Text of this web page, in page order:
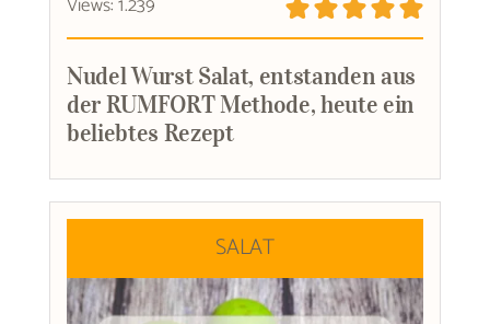
Nudel Wurst Salat, entstanden aus
der RUMFORT Methode, heute ein
beliebtes Rezept
SALAT